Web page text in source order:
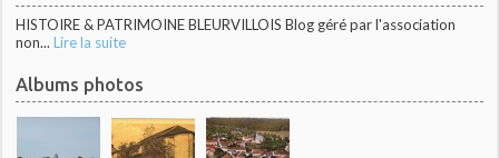
HISTOIRE & PATRIMOINE BLEURVILLOIS Blog géré par l'association
non... Lire la suite
Albums photos